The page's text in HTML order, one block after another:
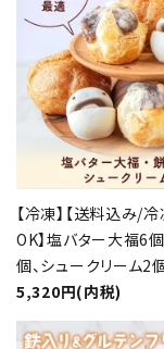
【冷凍】【送料込み/
OK】塩バター大福6
個、シュークリーム2
5,320円(内税)